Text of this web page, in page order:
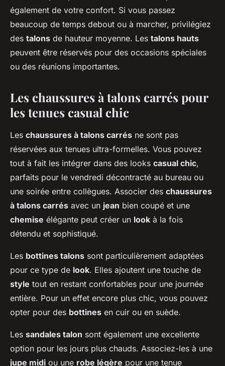
également de votre confort. Si vous passez
beaucoup de temps debout ou à marcher, privilégiez
des talons de hauteur moyenne. Les talons hauts
peuvent être réservés pour des occasions spéciales
ou des réunions importantes.
Les chaussures à talons carrés pour
les tenues casual chic
Les chaussures à talons carrés ne sont pas
réservées aux tenues ultra-formelles. Vous pouvez
tout à fait les intégrer dans des looks casual chic,
parfaits pour le vendredi décontracté au bureau ou
une soirée entre collègues. Associer des chaussures
à talons carrés avec un jean bien coupé et une
chemise élégante peut créer un look à la fois
détendu et sophistiqué.
Les bottines talons sont particulièrement adaptées
pour ce type de look. Elles ajoutent une touche de
style tout en restant confortables pour une journée
entière. Pour un effet encore plus chic, vous pouvez
opter pour des bottines en cuir ou en suède.
Les sandales talon sont également une excellente
option pour les jours plus chauds. Associez-les à une
jupe midi ou une robe légère pour une tenue